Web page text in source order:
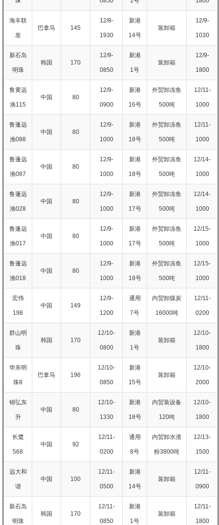
海丰联
发
巴拿马 145
12/8-
1930
新港
14号
装卸箱
12/9-
1030
新石岛
明珠
韩国 170
12/9-
0850
新港
1号
装卸箱
12/9-
1800
鲁黄远
渔115
中国 80
12/9-
0900
新港
16号
外贸卸冻鱼
500吨
12/11-
1000
鲁蓬远
渔088
中国 80
12/9-
1000
新港
18号
外贸卸冻鱼
500吨
12/11-
1000
鲁蓬远
渔087
中国 80
12/9-
1000
新港
18号
外贸卸冻鱼
500吨
12/14-
1000
鲁蓬远
渔028
中国 80
12/9-
1000
新港
17号
外贸卸冻鱼
500吨
12/14-
1000
鲁蓬远
渔017
中国 80
12/9-
1000
新港
17号
外贸卸冻鱼
500吨
12/15-
1000
鲁蓬远
渔018
中国 80
12/9-
1000
新港
18号
外贸卸冻鱼
500吨
12/15-
1000
宏伟
198
中国 149
12/9-
1200
通用
7号
内贸卸煤炭
16000吨
12/11-
0200
群山明
珠
韩国 170
12/10-
0800
新港
1号
装卸箱
12/10-
1800
华东明
珠8
巴拿马 196
12/10-
0850
新港
15号
装卸箱
12/10-
2000
锦弘东
升
中国 80
12/10-
1330
新港
18号
内贸装设备
120吨
12/10-
1800
长鹭
568
中国 92
12/11-
0200
通用
8号
内贸卸水渣
粉3800吨
12/13-
1500
远大和
谐
中国 100
12/11-
0500
新港
14号
装卸箱
12/11-
0900
新石岛
明珠
韩国 170
12/11-
0850
新港
1号
装卸箱
12/11-
1800